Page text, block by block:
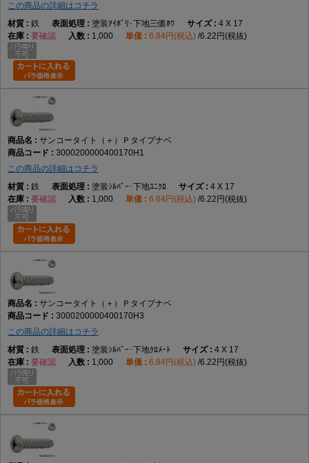
この商品の詳細はコチラ
鉄
塗装ｱｲﾎﾞﾘ･下地三価ﾎﾜ
4 X 17
要確認
1,000 6.84円(税込) 6.22円(税抜)
サンコータイト（＋）Ｐタイプナベ
3000200000400170H1
この商品の詳細はコチラ
鉄
塗装ｼﾙﾊﾞｰ･下地ﾕﾆｸﾛ
4 X 17
要確認
1,000 6.84円(税込) 6.22円(税抜)
サンコータイト（＋）Ｐタイプナベ
3000200000400170H3
この商品の詳細はコチラ
鉄
塗装ｼﾙﾊﾞｰ･下地ｸﾛﾒｰﾄ
4 X 17
要確認
1,000 6.84円(税込) 6.22円(税抜)